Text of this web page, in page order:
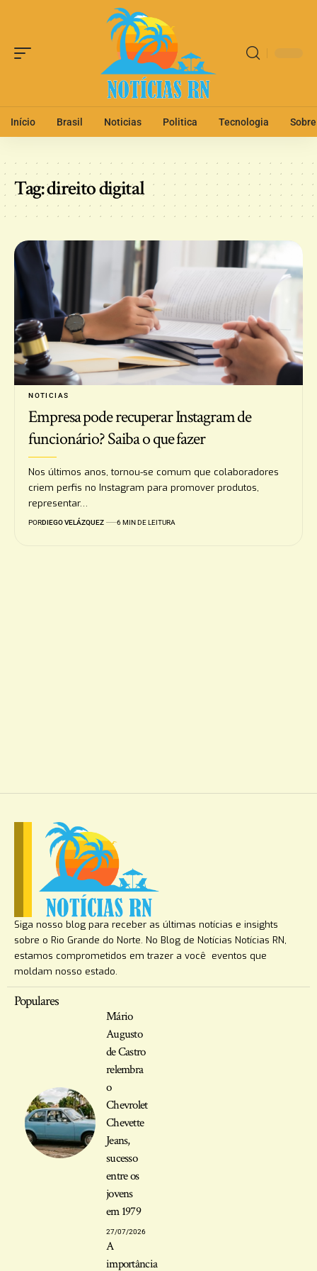
Início Brasil Noticias Politica Tecnologia
Tag:direito digital
NOTICIAS
Empresa pode recuperar Instagram de
funcionário? Saiba o que fazer
Nos últimos anos, tornou-se comum que colaboradores
criem perfis no Instagram para promover produtos,
representar…
PORDIEGO VELÁZQUEZ 6 MIN DE LEITURA
Siga nosso blog para receber as últimas notícias e insights
sobre o Rio Grande do Norte. No Blog de Notícias Notícias RN,
estamos comprometidos em trazer a você eventos que
moldam nosso estado.
Populares
Mário
Augusto
de Castro
relembra
o
Chevrolet
Chevette
Jeans,
sucesso
entre os
jovens
em 1979
27/07/2026
A
importância